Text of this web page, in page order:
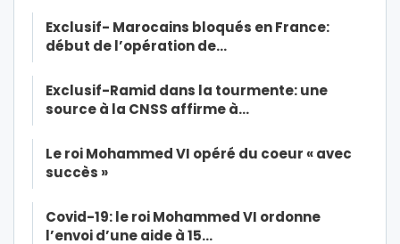
Exclusif- Marocains bloqués en France:
début de l’opération de…
Exclusif-Ramid dans la tourmente: une
source à la CNSS affirme à…
Le roi Mohammed VI opéré du coeur « avec
succès »
Covid-19: le roi Mohammed VI ordonne
l’envoi d’une aide à 15…